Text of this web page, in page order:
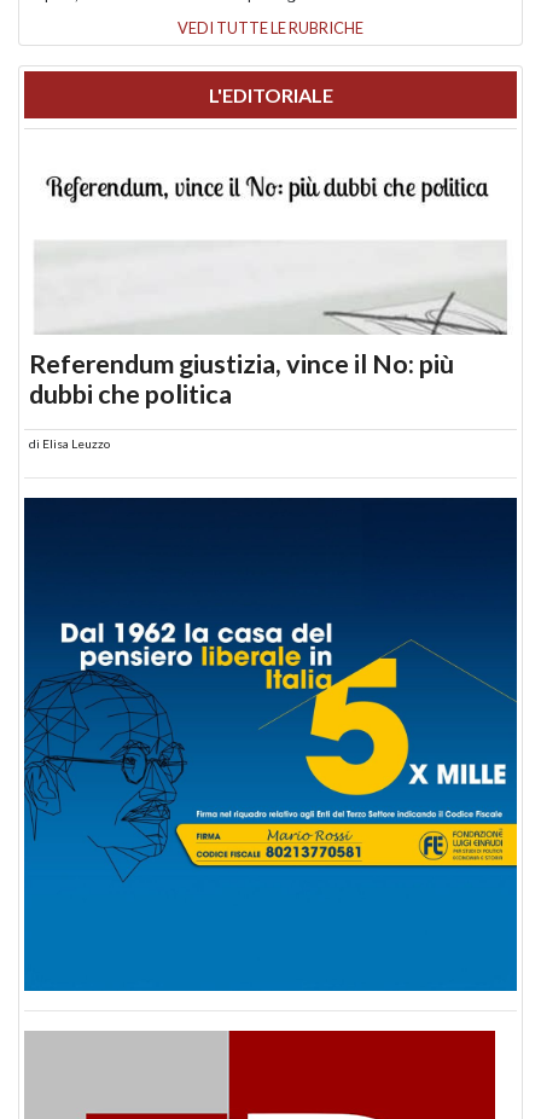
VEDI TUTTE LE RUBRICHE
L'EDITORIALE
Referendum giustizia, vince il No: più
dubbi che politica
di Elisa Leuzzo